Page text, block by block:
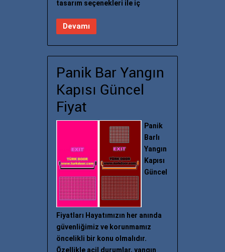
tasarım seçenekleri ile iç
Devamı
Panik Bar Yangın
Kapısı Güncel
Fiyat
Panik
Barlı
Yangın
Kapısı
Güncel
Fiyatları Hayatımızın her anında
güvenliğimiz ve korunmamız
öncelikli bir konu olmalıdır.
Özellikle acil durumlar, yangın